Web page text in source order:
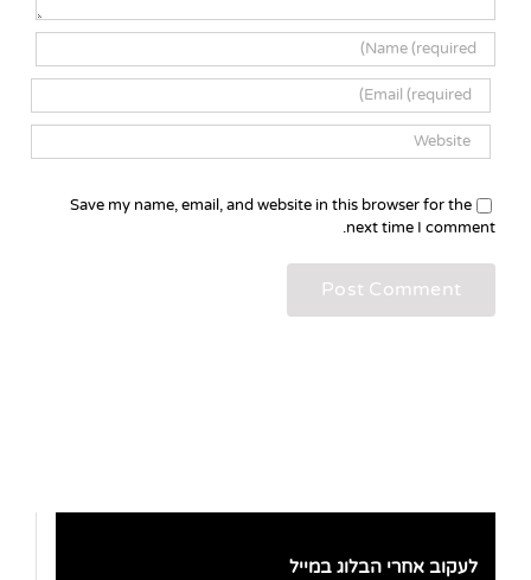
Save my name, email, and website in this browser for the
next time I comment.
לעקוב אחרי הבלוג במייל